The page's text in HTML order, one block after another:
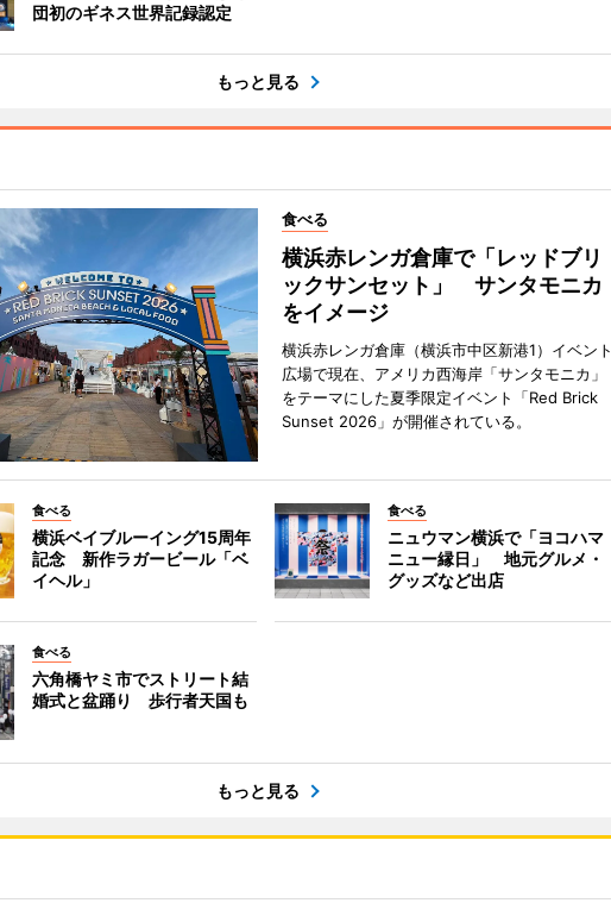
団初のギネス世界記録認定
もっと見る
食べる
横浜赤レンガ倉庫で「レッドブリ
ックサンセット」 サンタモニカ
をイメージ
横浜赤レンガ倉庫（横浜市中区新港1）イベント
広場で現在、アメリカ西海岸「サンタモニカ」
をテーマにした夏季限定イベント「Red Brick
Sunset 2026」が開催されている。
食べる
横浜ベイブルーイング15周年
記念 新作ラガービール「ベ
イヘル」
食べる
ニュウマン横浜で「ヨコハマ
ニュー縁日」 地元グルメ・
グッズなど出店
食べる
六角橋ヤミ市でストリート結
婚式と盆踊り 歩行者天国も
もっと見る